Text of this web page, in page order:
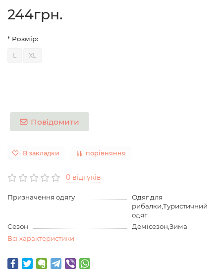
244грн.
* Розмір:
L XL
Повідомити
В закладки порівняння
0 відгуків
Призначення одягу
Одяг для
рибалки,Туристичний
одяг
Сезон
Демісезон,Зима
Всі характеристики